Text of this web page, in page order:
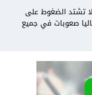
تشتد الضغوط على
صعوبات في جميع